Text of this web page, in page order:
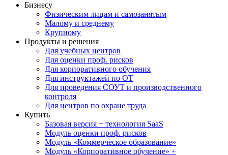
Бизнесу
Физическим лицам и самозанятым
Малому и среднему
Крупному
Продукты и решения
Для учебных центров
Для оценки проф. рисков
Для корпоративного обучения
Для инструктажей по ОТ
Для проведения СОУТ и производственного
контроля
Для центров по охране труда
Купить
Базовая версия + технология SaaS
Модуль оценки проф. рисков
Модуль «Коммерческое образование»
Модуль «Корпоративное обучение» +